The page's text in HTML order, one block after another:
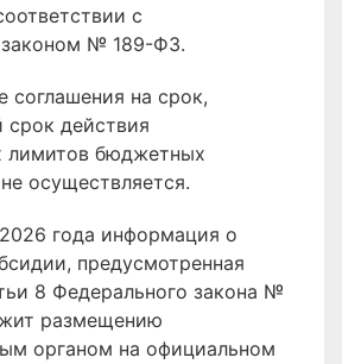
с
№ 189-ФЗ.
соглашения на срок,
действия
лимитов бюджетных
осуществляется.
года информация о
предусмотренная
8 Федерального закона №
размещению
органом на официальном